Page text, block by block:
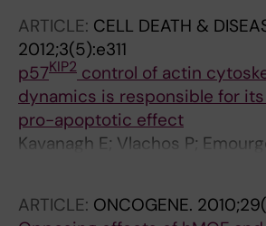
Velazquez T; Perez-Simon JA;
Venero J
ARTICLE: CELL DEATH &
2012;3(5):e311
p57KIP2 control of actin
dynamics is responsible for
pro-apoptotic effect
Kavanagh E; Vlachos P;
ARTICLE: ONCOGENE.